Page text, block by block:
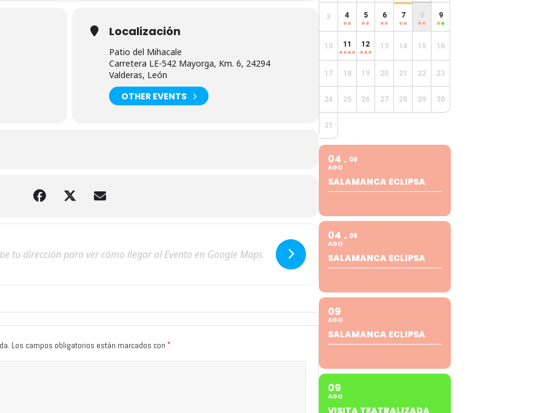
Localización
Patio del Mihacale
Carretera LE-542 Mayorga, Km. 6, 24294
Valderas, León
OTHER EVENTS
Los campos obligatorios están marcados con *
3 4 5 6 7 8 9
10 11 12 13 14 15 16
17 18 19 20 21 22 23
24 25 26 27 28 29 30
31
04
AGO
08
SALAMANCA ECLIPSA
04
AGO
08
SALAMANCA ECLIPSA
09
AGO
SALAMANCA ECLIPSA
09
AGO
VISITA TEATRALIZADA